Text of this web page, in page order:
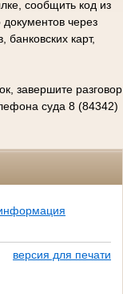
сообщить код из
через
карт,
завершите разговор
суда 8 (84342)
версия для печати